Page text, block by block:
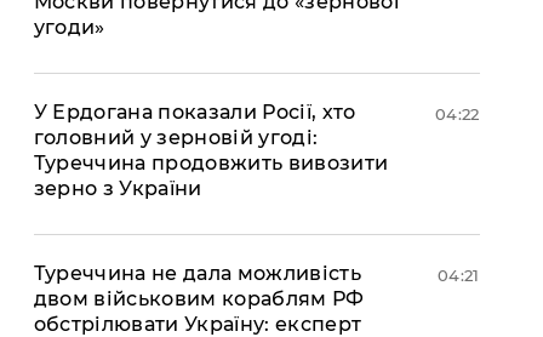
угоди»
У Ердогана показали Росії, хто
головний у зерновій угоді:
Туреччина продовжить вивозити
зерно з України
04:22
Туреччина не дала можливість
двом військовим кораблям РФ
обстрілювати Україну: експерт
04:21